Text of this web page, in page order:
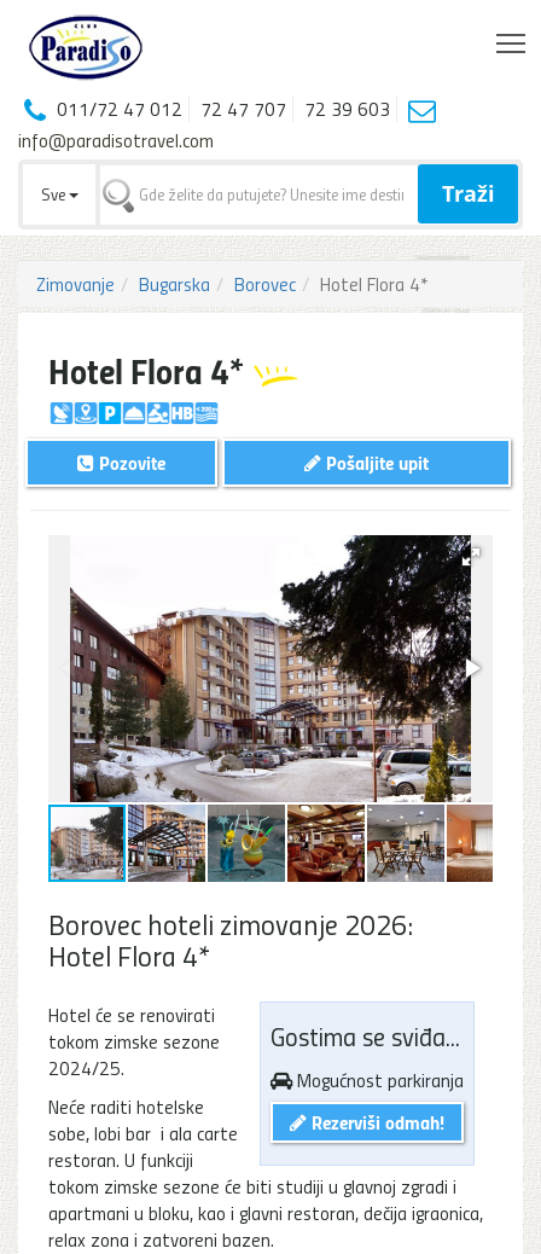
011/72 47 012 72 47 707
72 39 603
info@paradisotravel.com
Sve Traži
Zimovanje Bugarska Borovec Hotel Flora 4*
Hotel Flora 4*
Pošaljite upit
Pozovite
Borovec hoteli zimovanje 2026:
Hotel Flora 4*
Gostima se sviđa...
Mogućnost parkiranja
Rezerviši odmah!
Hotel će se renovirati
tokom zimske sezone
2024/25.
Neće raditi hotelske
sobe, lobi bar i ala carte
restoran. U funkciji
tokom zimske sezone će biti studiji u glavnoj zgradi i
apartmani u bloku, kao i glavni restoran, dečija igraonica,
relax zona i zatvoreni bazen.